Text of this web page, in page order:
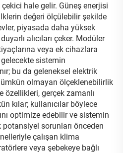
hale gelir. Güneş enerjisi
değeri ölçülebilir şekilde
piyasada daha yüksek
alıcıları çeker. Modüler
veya ek cihazlara
sistemin
bu da geleneksel elektrik
olmayan ölçeklenebilirlik
özellikleri, gerçek zamanlı
kılar; kullanıcılar böylece
optimize edebilir ve sistemin
sorunları önceden
çalışan klima
veya şebekeye bağlı